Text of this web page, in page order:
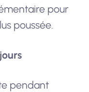
pour
poussée.
pendant